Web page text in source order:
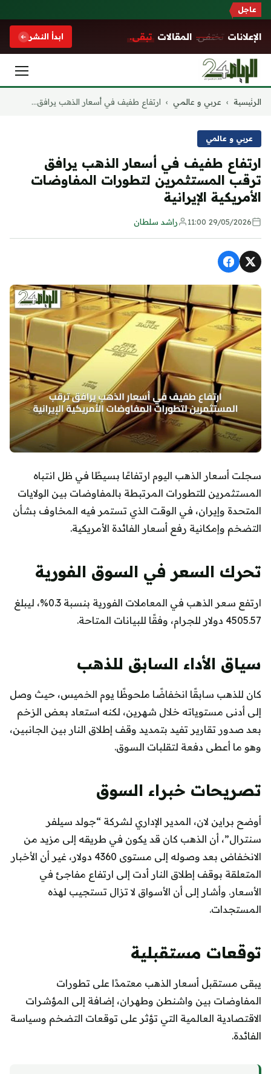
عاجل
الإعلانات تختفي. المقالات تبقى. ابدأ النشر
التجاوز
الرئيسية › عربي و عالمي › ارتفاع طفيف في أسعار الذهب يرافق...
عربي و عالمي
ارتفاع طفيف في أسعار الذهب يرافق
ترقب المستثمرين لتطورات المفاوضات
الأمريكية الإيرانية
29/05/2026 11:00 راشد سلطان
سجلت أسعار الذهب اليوم ارتفاعًا بسيطًا في ظل انتباه
المستثمرين للتطورات المرتبطة بالمفاوضات بين الولايات
المتحدة وإيران، في الوقت الذي تستمر فيه المخاوف بشأن
التضخم وإمكانية رفع أسعار الفائدة الأمريكية.
تحرك السعر في السوق الفورية
ارتفع سعر الذهب في المعاملات الفورية بنسبة 0.3%، ليبلغ
4505.57 دولار للجرام، وفقًا للبيانات المتاحة.
سياق الأداء السابق للذهب
كان للذهب سابقًا انخفاضًا ملحوظًا يوم الخميس، حيث وصل
إلى أدنى مستوياته خلال شهرين، لكنه استعاد بعض الزخم
بعد صدور تقارير تفيد بتمديد وقف إطلاق النار بين الجانبين،
وهو ما أعطى دفعة لتقلبات السوق.
تصريحات خبراء السوق
أوضح براين لان، المدير الإداري لشركة “جولد سيلفر
سنترال”، أن الذهب كان قد يكون في طريقه إلى مزيد من
الانخفاض بعد وصوله إلى مستوى 4360 دولار، غير أن الأخبار
المتعلقة بوقف إطلاق النار أدت إلى ارتفاع مفاجئ في
الأسعار. وأشار إلى أن الأسواق لا تزال تستجيب لهذه
المستجدات.
توقعات مستقبلية
يبقى مستقبل أسعار الذهب معتمدًا على تطورات
المفاوضات بين واشنطن وطهران، إضافة إلى المؤشرات
الاقتصادية العالمية التي تؤثر على توقعات التضخم وسياسة
الفائدة.